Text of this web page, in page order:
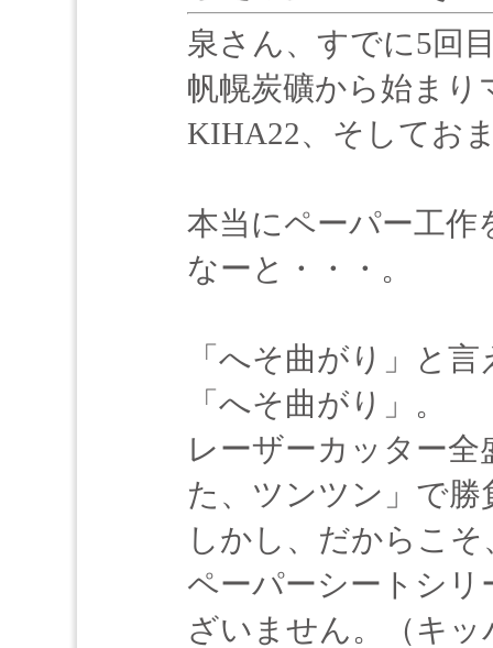
泉さん、すでに5回
帆幌炭礦から始ま
KIHA22、そしてお
本当にペーパー工作
なーと・・・。
「へそ曲がり」と
「へそ曲がり」。
レーザーカッター
た、ツンツン」で勝
しかし、だからこ
ペーパーシートシリ
ざいません。（キッ